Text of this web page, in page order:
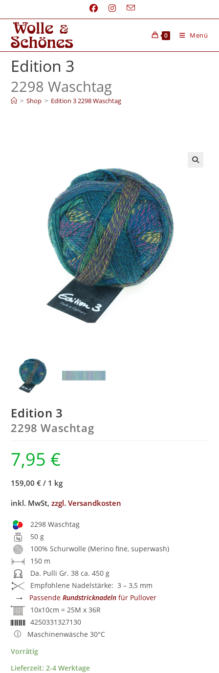
0 Menü
Edition 3
2298 Waschtag
> Shop > Edition 3 2298 Waschtag
Edition 3
2298 Waschtag
7,95 €
159,00 € / 1 kg
inkl. MwSt,zzgl. Versandkosten
2298 Waschtag
50 g
100% Schurwolle (Merino fine, superwash)
150 m
Da. Pulli Gr. 38 ca. 450 g
Empfohlene Nadelstärke: 3 – 3,5 mm
→ PassendeRundstricknadeln für Pullover
10x10cm = 25M x 36R
4250331327130
Maschinenwäsche 30°C
Vorrätig
Lieferzeit:2-4 Werktage